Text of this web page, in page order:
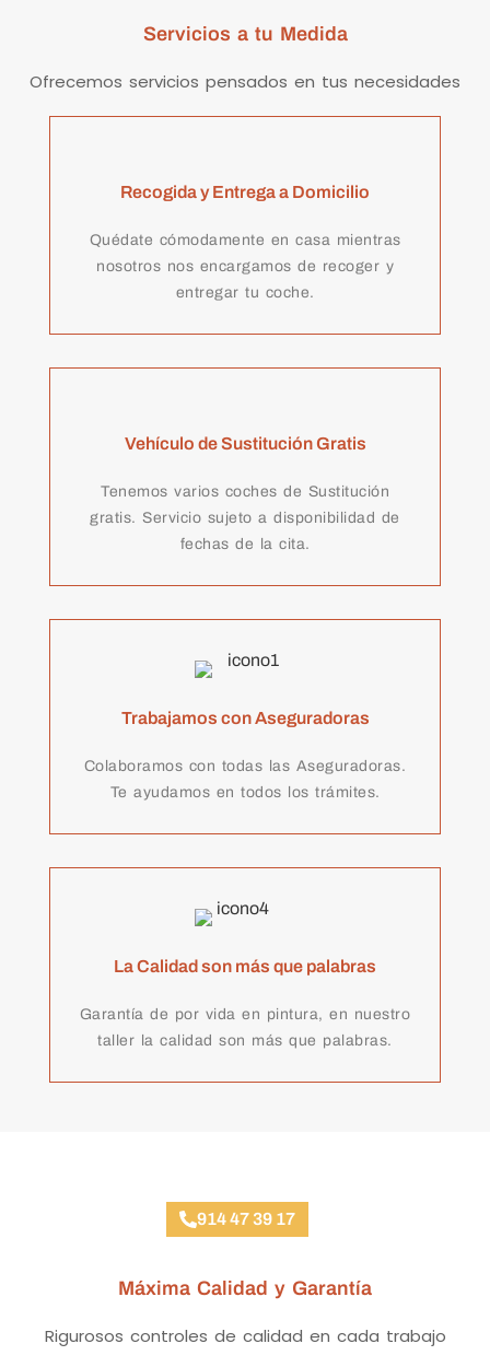
Servicios a tu Medida
Ofrecemos servicios pensados en tus necesidades
Recogida y Entrega a Domicilio
Quédate cómodamente en casa mientras
nosotros nos encargamos de recoger y
entregar tu coche.
Vehículo de Sustitución Gratis
Tenemos varios coches de Sustitución
gratis. Servicio sujeto a disponibilidad de
fechas de la cita.
Trabajamos con Aseguradoras
Colaboramos con todas las Aseguradoras.
Te ayudamos en todos los trámites.
La Calidad son más que palabras
Garantía de por vida en pintura, en nuestro
taller la calidad son más que palabras.
914 47 39 17
Máxima Calidad y Garantía
Rigurosos controles de calidad en cada trabajo